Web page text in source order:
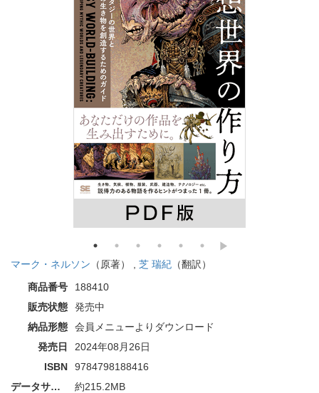
マーク・ネルソン （原著） , 芝 瑞紀 （翻訳）
商品番号
188410
販売状態
発売中
納品形態
会員メニューよりダウンロード
発売日
2024年08月26日
ISBN
9784798188416
データサイズ
約215.2MB